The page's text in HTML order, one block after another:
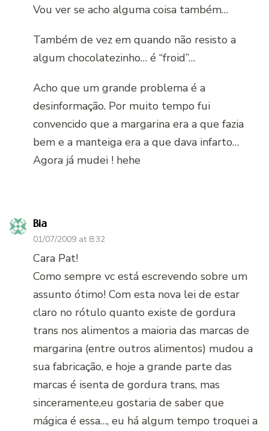
Vou ver se acho alguma coisa também…
Também de vez em quando não resisto a
algum chocolatezinho… é “froid”…
Acho que um grande problema é a
desinformação. Por muito tempo fui
convencido que a margarina era a que fazia
bem e a manteiga era a que dava infarto…
Agora já mudei ! hehe
Bia
01/07/2009 at 8:32
Cara Pat!
Como sempre vc está escrevendo sobre um
assunto ótimo! Com esta nova lei de estar
claro no rótulo quanto existe de gordura
trans nos alimentos a maioria das marcas de
margarina (entre outros alimentos) mudou a
sua fabricação, e hoje a grande parte das
marcas é isenta de gordura trans, mas
sinceramente,eu gostaria de saber que
mágica é essa…, eu há algum tempo troquei a